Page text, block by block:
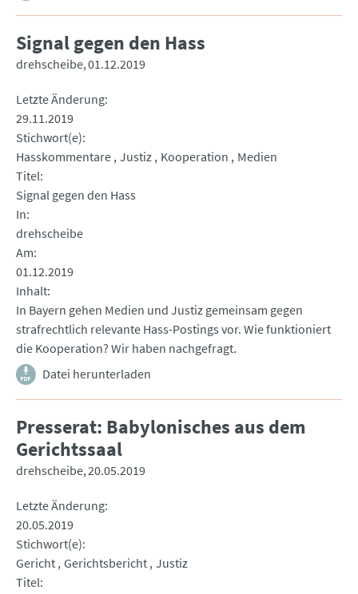
Signal gegen den Hass
drehscheibe 01.12.2019
Letzte Änderung
29.11.2019
Stichwort(e)
Hasskommentare Justiz Kooperation
Medien
Titel
Signal gegen den Hass
In
drehscheibe
Am
01.12.2019
Inhalt
In Bayern gehen Medien und Justiz gemeinsam gegen
strafrechtlich relevante Hass-Postings vor. Wie funktioniert
die Kooperation? Wir haben nachgefragt.
Datei herunterladen
Presserat: Babylonisches aus dem
Gerichtssaal
drehscheibe 20.05.2019
Letzte Änderung
20.05.2019
Stichwort(e)
Gericht Gerichtsbericht Justiz
Titel